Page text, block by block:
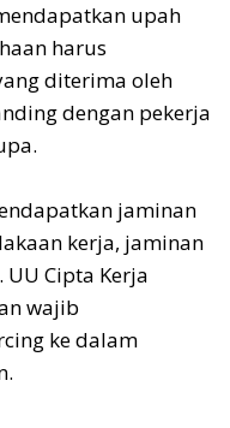
upah
harus
diterima oleh
dengan pekerja
jaminan
kerja, jaminan
Cipta Kerja
wajib
ke dalam